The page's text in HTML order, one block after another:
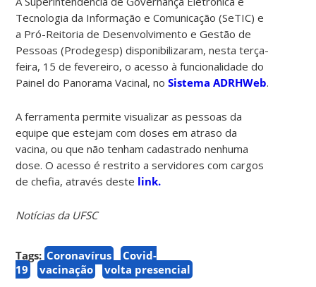
Tecnologia da Informação e Comunicação (SeTIC) e
a Pró-Reitoria de Desenvolvimento e Gestão de
Pessoas (Prodegesp) disponibilizaram, nesta terça-
feira, 15 de fevereiro, o acesso à funcionalidade do
Painel do Panorama Vacinal, noSistema ADRHWeb.
A ferramenta permite visualizar as pessoas da
equipe que estejam com doses em atraso da
vacina, ou que não tenham cadastrado nenhuma
dose. O acesso é restrito a servidores com cargos
de chefia, através deste link.
Notícias da UFSC
Tags: Coronavírus
Covid-
19
vacinação volta presencial